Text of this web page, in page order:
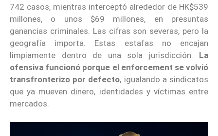
742 casos, mientras interceptó alrededor de HK$539
millones, o unos $69 millones, en presuntas
ganancias criminales. Las cifras son severas, pero la
geografía importa. Estas estafas no encajan
limpiamente dentro de una sola jurisdicción. La
ofensiva funcionó porque el enforcement se volvió
transfronterizo por defecto, igualando a sindicatos
que ya mueven dinero, identidades y víctimas entre
mercados.